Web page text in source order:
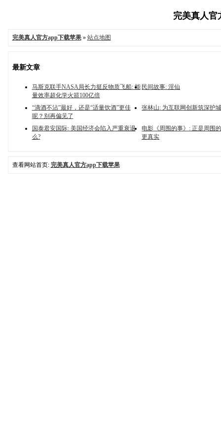
完美真人官
完美真人官方app下载苹果» 站点地图
最新文章
马斯克联手NASA局长力挺反物质飞船: 能
量效率超化学火箭100亿倍
民间故事: 淫仙
“滴酒不沾”最好，还是“适量饮酒”更佳
呢？别再偏见了
张林山: 为互联网创新筑深护
国泰君安国际: 美国经济会陷入严重衰退
么?
电影《周围的事》: 正是周围
更真实
查看网站首页: 完美真人官方app下载苹果